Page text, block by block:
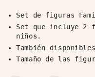
Set de figuras
Set que incluye 2
niños.
También
Tamaño de las